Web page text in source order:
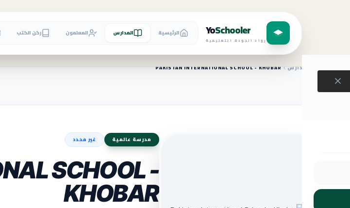
YoSchooler
رواد الجودة التعليمية
الرئيسية المدارس المعلمون ركن الكتب
المدارس PAKISTAN INTERNATIONAL SCHOOL - KHOBAR
مدرسة عالمية غير محدد
SCHOOL -
KHOBAR